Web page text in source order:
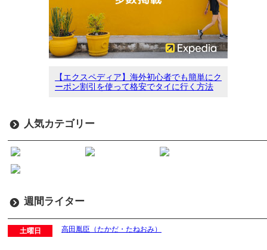
【エクスペディア】海外初心者でも簡単にク
ーポン割引を使って格安でタイに行く方法
人気カテゴリー
週間ライター
土曜日 高田胤臣（たかだ・たねおみ）